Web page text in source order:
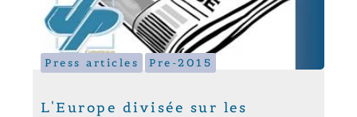
Press articles Pre-2015
L'Europe divisée sur les